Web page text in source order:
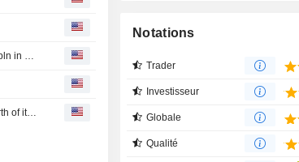
Notations
Trader
Investisseur
Globale
Qualité